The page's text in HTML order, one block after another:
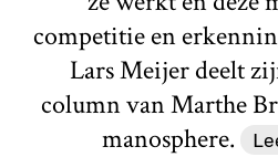
competitie en
Lars Meijer deelt
column van Marthe
manosphere.